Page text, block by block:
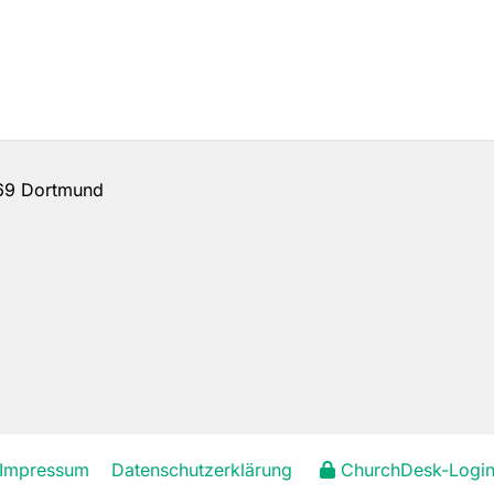
Dortmund
Impressum Datenschutzerklärung ChurchDesk-Login